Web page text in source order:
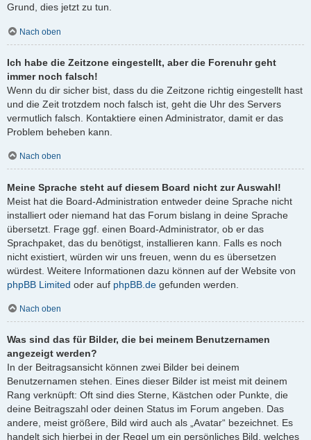
Grund, dies jetzt zu tun.
Nach oben
Ich habe die Zeitzone eingestellt, aber die Forenuhr geht
immer noch falsch!
Wenn du dir sicher bist, dass du die Zeitzone richtig eingestellt hast
und die Zeit trotzdem noch falsch ist, geht die Uhr des Servers
vermutlich falsch. Kontaktiere einen Administrator, damit er das
Problem beheben kann.
Nach oben
Meine Sprache steht auf diesem Board nicht zur Auswahl!
Meist hat die Board-Administration entweder deine Sprache nicht
installiert oder niemand hat das Forum bislang in deine Sprache
übersetzt. Frage ggf. einen Board-Administrator, ob er das
Sprachpaket, das du benötigst, installieren kann. Falls es noch
nicht existiert, würden wir uns freuen, wenn du es übersetzen
würdest. Weitere Informationen dazu können auf der Website von
phpBB Limited oder auf phpBB.de gefunden werden.
Nach oben
Was sind das für Bilder, die bei meinem Benutzernamen
angezeigt werden?
In der Beitragsansicht können zwei Bilder bei deinem
Benutzernamen stehen. Eines dieser Bilder ist meist mit deinem
Rang verknüpft: Oft sind dies Sterne, Kästchen oder Punkte, die
deine Beitragszahl oder deinen Status im Forum angeben. Das
andere, meist größere, Bild wird auch als „Avatar“ bezeichnet. Es
handelt sich hierbei in der Regel um ein persönliches Bild, welches